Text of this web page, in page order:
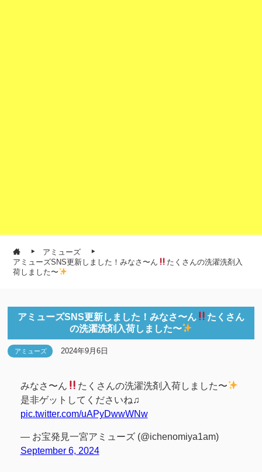
アミューズ
アミューズSNS更新しました！みなさ〜ん
たくさんの洗濯洗剤入
荷しました〜
アミューズSNS更新しました！みなさ〜ん
たくさん
の洗濯洗剤入荷しました〜
アミューズ 2024年9月6日
みなさ〜ん
たくさんの洗濯洗剤入荷しました〜
是非ゲットしてくださいね♫
pic.twitter.com/uAPyDwwWNw
— お宝発見一宮アミューズ (@ichenomiya1am)
September 6, 2024